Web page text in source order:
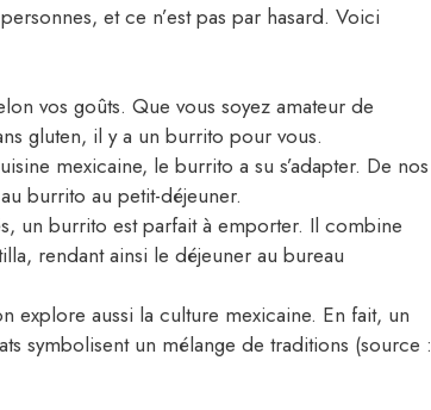
et ce n’est pas par hasard. Voici
vos goûts. Que vous soyez amateur de
gluten, il y a un burrito pour vous.
mexicaine, le burrito a su s’adapter. De nos
burrito au petit-déjeuner.
un burrito est parfait à emporter. Il combine
rendant ainsi le déjeuner au bureau
explore aussi la culture mexicaine. En fait, un
symbolisent un mélange de traditions (source :